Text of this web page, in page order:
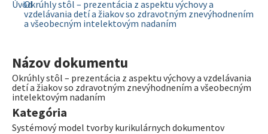
ÚvodOkrúhly stôl – prezentácia z aspektu výchovy a
vzdelávania detí a žiakov so zdravotným znevýhodnením
a všeobecným intelektovým nadaním
Názov dokumentu
Okrúhly stôl – prezentácia z aspektu výchovy a vzdelávania
detí a žiakov so zdravotným znevýhodnením a všeobecným
intelektovým nadaním
Kategória
Systémový model tvorby kurikulárnych dokumentov